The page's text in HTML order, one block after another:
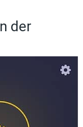
der